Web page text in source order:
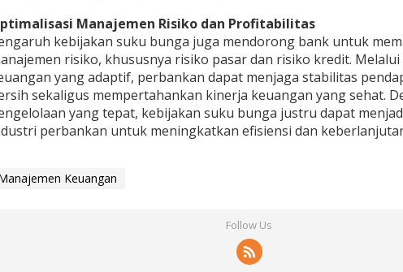
Manajemen Risiko dan Profitabilitas
kebijakan suku bunga juga mendorong bank untuk
risiko, khususnya risiko pasar dan risiko kredit.
yang adaptif, perbankan dapat menjaga stabilitas
sekaligus mempertahankan kinerja keuangan yang sehat.
yang tepat, kebijakan suku bunga justru dapat
perbankan untuk meningkatkan efisiensi dan
Keuangan
Follow Us